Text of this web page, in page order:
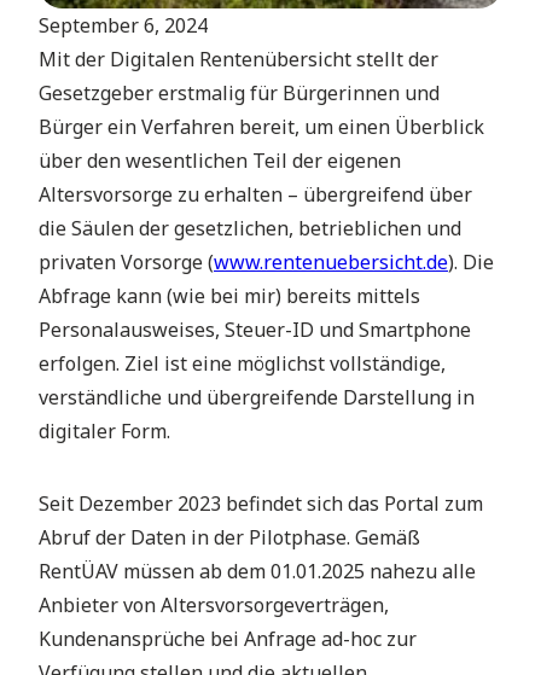
September 6, 2024
Mit der Digitalen Rentenübersicht stellt der
Gesetzgeber erstmalig für Bürgerinnen und
Bürger ein Verfahren bereit, um einen Überblick
über den wesentlichen Teil der eigenen
Altersvorsorge zu erhalten – übergreifend über
die Säulen der gesetzlichen, betrieblichen und
privaten Vorsorge (www.rentenuebersicht.de). Die
Abfrage kann (wie bei mir) bereits mittels
Personalausweises, Steuer-ID und Smartphone
erfolgen. Ziel ist eine möglichst vollständige,
verständliche und übergreifende Darstellung in
digitaler Form.
Seit Dezember 2023 befindet sich das Portal zum
Abruf der Daten in der Pilotphase. Gemäß
RentÜAV müssen ab dem 01.01.2025 nahezu alle
Anbieter von Altersvorsorgeverträgen,
Kundenansprüche bei Anfrage ad-hoc zur